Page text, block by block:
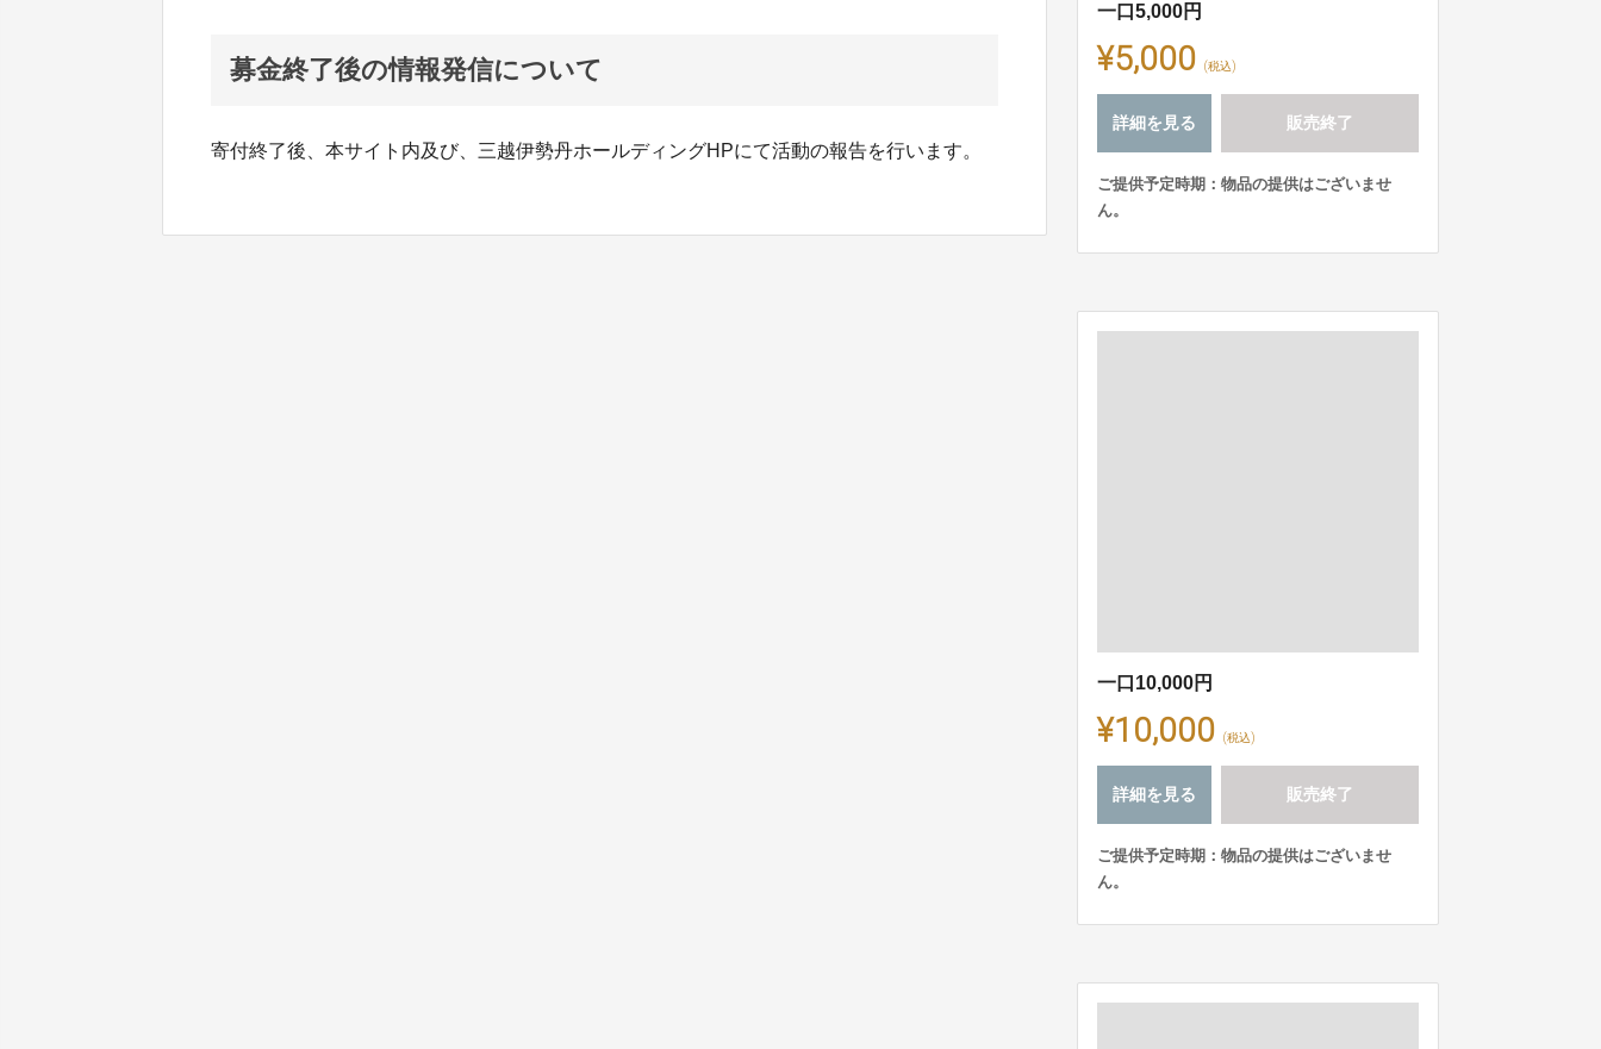
募金終了後の情報発信について
寄付終了後、本サイト内及び、三越伊勢丹ホールディングHPにて活動の報告を行います。
一口5,000円
¥5,000 (税込)
詳細を見る 販売終了
ご提供予定時期：物品の提供はございませ
ん。
一口10,000円
¥10,000 (税込)
詳細を見る 販売終了
ご提供予定時期：物品の提供はございませ
ん。